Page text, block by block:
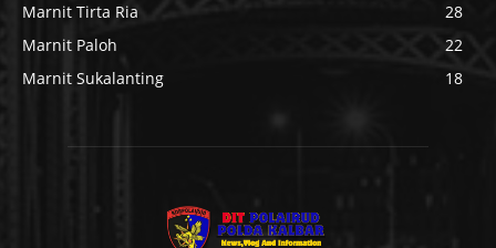
Marnit Tirta Ria
28
Marnit Paloh
22
Marnit Sukalanting
18